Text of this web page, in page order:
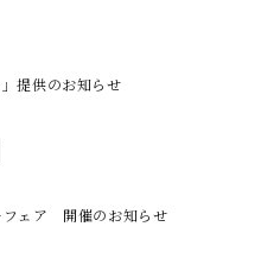
」提供のお知らせ
フェア 開催のお知らせ